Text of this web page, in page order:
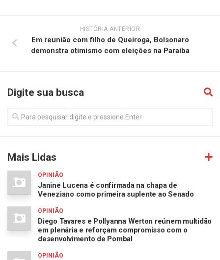
HISTÓRIA ANTERIOR
Em reunião com filho de Queiroga, Bolsonaro
demonstra otimismo com eleições na Paraíba
Digite sua busca
Mais Lidas
OPINIÃO
Janine Lucena é confirmada na chapa de
Veneziano como primeira suplente ao Senado
OPINIÃO
Diego Tavares e Pollyanna Werton reúnem multidão
em plenária e reforçam compromisso com o
desenvolvimento de Pombal
OPINIÃO